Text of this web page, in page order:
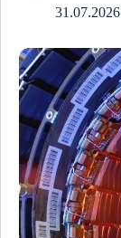
31.07.2026